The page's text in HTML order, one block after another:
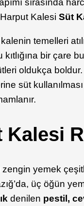
sırasında
KalesiSüt
temelleri
bir çare
oldukça
süt
Kalesi
zengin yemek
üç öğün
denilen pestil,